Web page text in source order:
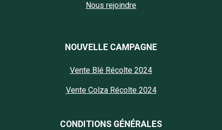
Nous rejoindre
NOUVELLE CAMPAGNE
Vente Blé Récolte 2024
Vente Colza Récolte 2024
CONDITIONS GÉNÉRALES